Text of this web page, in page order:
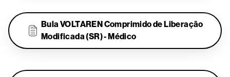
Bula VOLTAREN Comprimido de Liberação
Modificada (SR) - Médico